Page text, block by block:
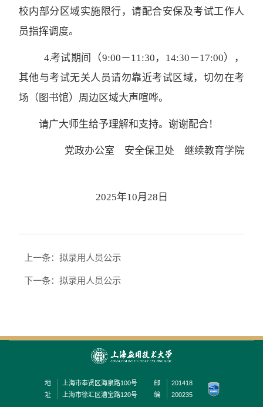
校内部分区域实施限行，请配合安保及考试工作人
员指挥调度。
4.考试期间（9:00－11:30 ， 14:30－17:00），
其他与考试无关人员请勿靠近考试区域，切勿在考
场（图书馆）周边区域大声喧哗。
请广大师生给予理解和支持。谢谢配合！
党政办公室 安全保卫处 继续教育学院
2025年10月28日
上一条：拟录用人员公示
下一条：拟录用人员公示
地
址
上海市奉贤区海泉路100号
上海市徐汇区漕宝路120号
邮
编
201418
200235